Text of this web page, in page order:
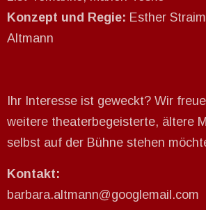
Konzept und Regie: Esther
Altmann
Ihr Interesse ist geweckt? Wir
weitere theaterbegeisterte, ältere
selbst auf der Bühne stehen
Kontakt:
barbara.altmann@googlemail.com